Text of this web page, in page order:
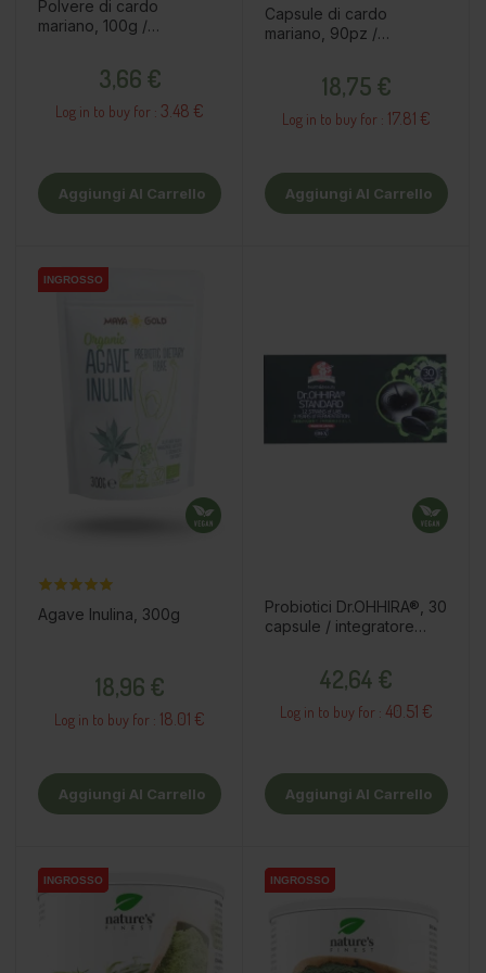
Polvere di cardo
mariano, 100g /
3,66 €
Log in to buy for : 3.48 €
Aggiungi Al Carrello
Capsule di cardo
mariano, 90pz /
18,75 €
Log in to buy for : 17.81 €
Aggiungi Al Carrello
INGROSSO
INGROSSO
Agave Inulina, 300g
18,96 €
Log in to buy for : 18.01 €
Aggiungi Al Carrello
Probiotici Dr.OHHIRA®, 30
capsule / integratore
42,64 €
Log in to buy for : 40.51 €
Aggiungi Al Carrello
INGROSSO
INGROSSO INGROSSO
INGROSSO